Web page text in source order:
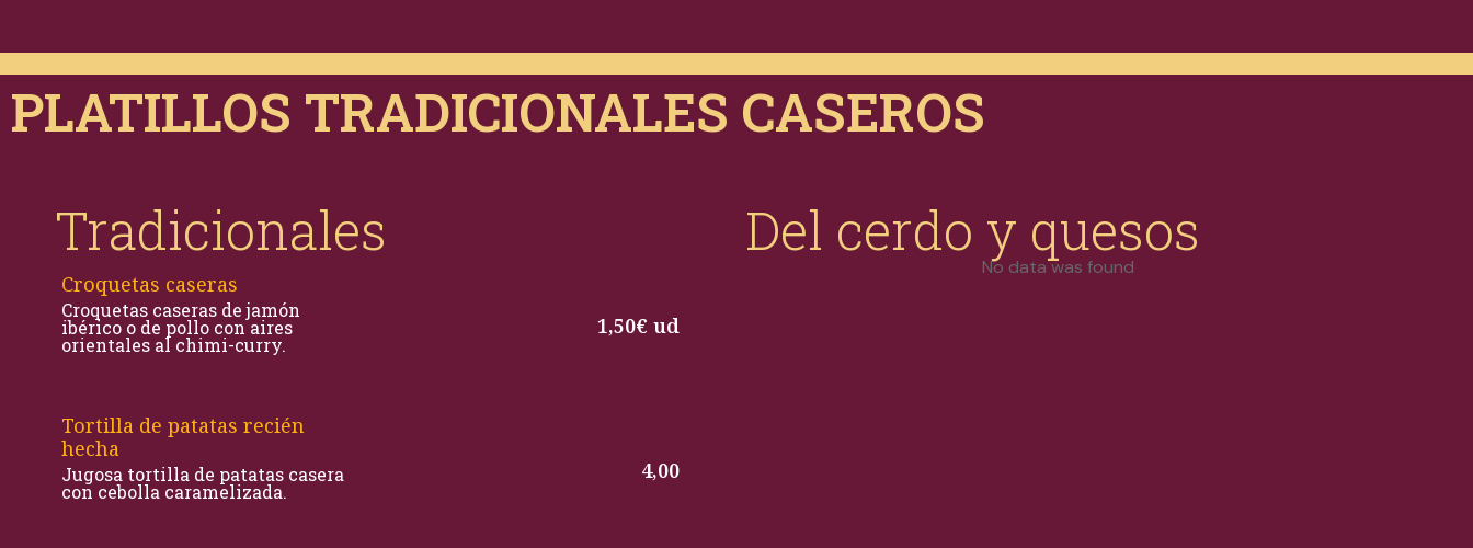
PLATILLOS TRADICIONALES CASEROS
Tradicionales
Croquetas caseras
Croquetas caseras de jamón
ibérico o de pollo con aires
orientales al chimi-curry.
1,50€ ud
Tortilla de patatas recién
hecha
Jugosa tortilla de patatas casera
con cebolla caramelizada.
4,00
Del cerdo y quesos
No data was found